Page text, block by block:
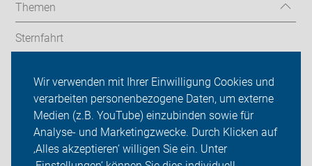
Wir verwenden mit Ihrer Einwilligung Cookies und
verarbeiten personenbezogene Daten, um externe
Medien (z.B. YouTube) einzubinden sowie für
Analyse- und Marketingzwecke. Durch Klicken auf
‚Alles akzeptieren‘ willigen Sie ein. Unter
Themen
Sternfahrt
ADFC Berlin
Sei dabei